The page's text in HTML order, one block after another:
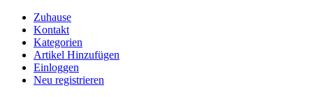
Zuhause
Kontakt
Kategorien
Artikel Hinzufügen
Einloggen
Neu registrieren